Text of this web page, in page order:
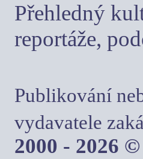
Přehledný
reportáže,
Publikování
vydavatele
2000 - 2026